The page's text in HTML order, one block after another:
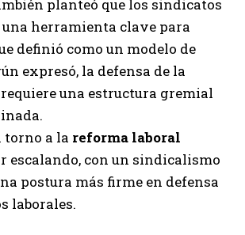
planteó que los sindicatos
herramienta clave para
definió como un modelo de
expresó, la defensa de la
una estructura gremial
torno a la reforma laboral
escalando, con un sindicalismo
postura más firme en defensa
laborales.